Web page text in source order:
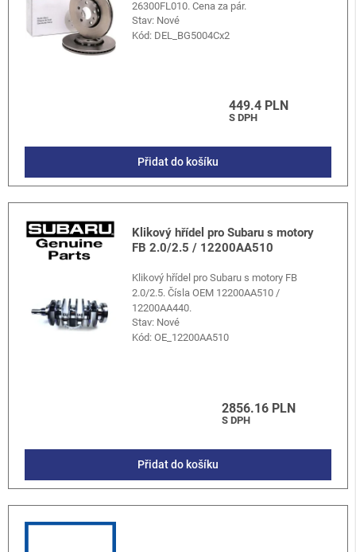
26300FL010. Cena za pár.
Stav: Nové
Kód: DEL_BG5004Cx2
449.4 PLN
S DPH
Přidat do košíku
Klikový hřídel pro Subaru s motory
FB 2.0/2.5 / 12200AA510
Klikový hřídel pro Subaru s motory FB
2.0/2.5. Čísla OEM 12200AA510 /
12200AA440.
Stav: Nové
Kód:OE_12200AA510
2856.16 PLN
S DPH
Přidat do košíku